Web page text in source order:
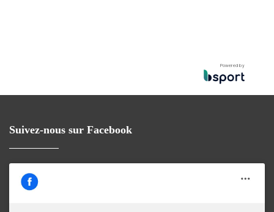
Powered by
Suivez-nous sur Facebook